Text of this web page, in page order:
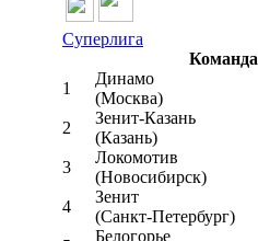
Суперлига
Команда
1
Динамо
(Москва)
2
Зенит-Казань
(Казань)
3
Локомотив
(Новосибирск)
4
Зенит
(Санкт-Петербург)
Белогорье